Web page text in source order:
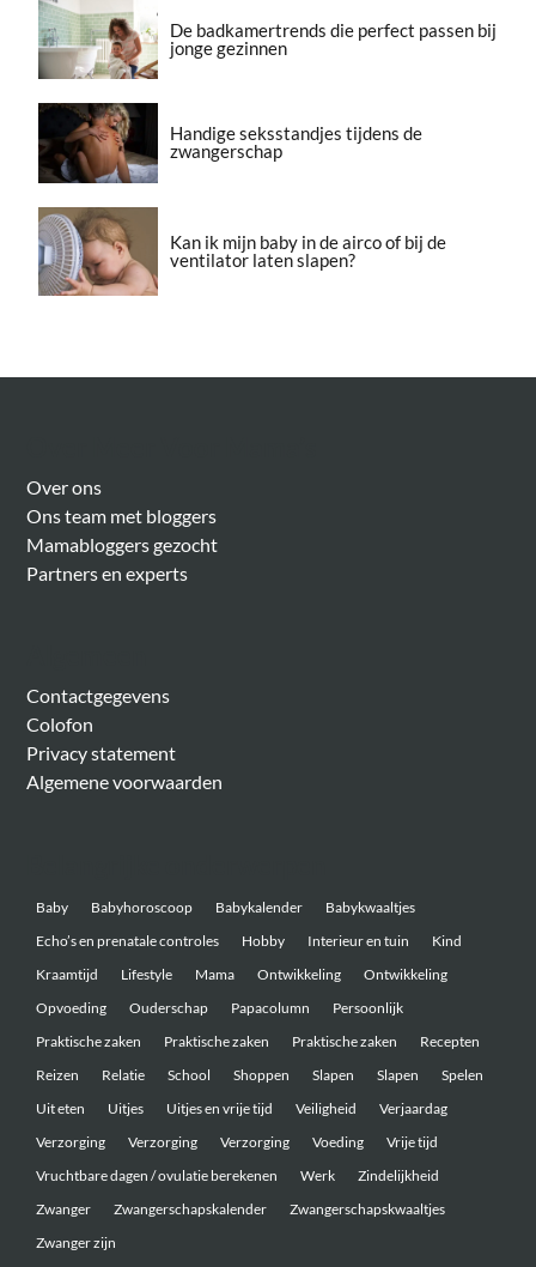
De badkamertrends die perfect passen bij
jonge gezinnen
Handige seksstandjes tijdens de
zwangerschap
Kan ik mijn baby in de airco of bij de
ventilator laten slapen?
Over ons
Ons team met bloggers
Mamabloggers gezocht
Partners en experts
Contactgegevens
Colofon
Privacy statement
Algemene voorwaarden
Baby Babyhoroscoop Babykalender
Babykwaaltjes
Echo’s en prenatale controles
Hobby Interieur en tuin
Kind
Kraamtijd
Lifestyle Mama Ontwikkeling
Ontwikkeling
Opvoeding
Ouderschap Papacolumn
Persoonlijk
Praktische zaken
Praktische zaken Praktische zaken
Recepten
Reizen
Relatie School Shoppen Slapen Slapen
Spelen
Uit eten
Uitjes Uitjes en vrije tijd Veiligheid
Verjaardag
Verzorging
Verzorging Verzorging Voeding
Vrije tijd
Vruchtbare dagen / ovulatie berekenen
Werk
Zindelijkheid
Zwanger
Zwangerschapskalender
Zwangerschapskwaaltjes
Zwanger zijn